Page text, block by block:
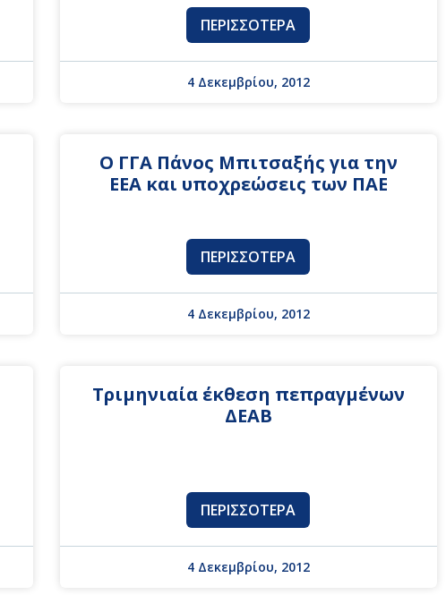
ΠΕΡΙΣΣΌΤΕΡΑ
4 Δεκεμβρίου, 2012
Ο ΓΓΑ Πάνος Μπιτσαξής για την
ΕΕΑ και υποχρεώσεις των ΠΑΕ
ΠΕΡΙΣΣΌΤΕΡΑ
4 Δεκεμβρίου, 2012
Τριμηνιαία έκθεση πεπραγμένων
ΔΕΑΒ
ΠΕΡΙΣΣΌΤΕΡΑ
4 Δεκεμβρίου, 2012